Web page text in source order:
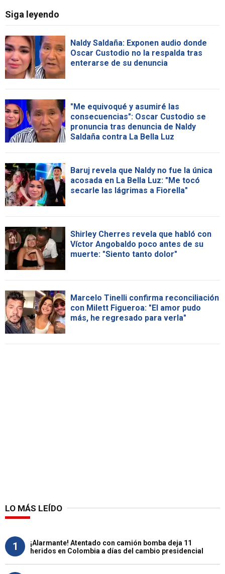
Siga leyendo
Naldy Saldaña: Exponen audio donde
Oscar Custodio no la respalda tras
enterarse de su denuncia
"Me equivoqué y asumiré las
consecuencias": Oscar Custodio se
pronuncia tras denuncia de Naldy
Saldaña contra La Bella Luz
Baruj revela que Naldy no fue la única
acosada en La Bella Luz: "Me tocó
secarle las lágrimas a Fiorella"
Shirley Cherres revela que habló con
Víctor Angobaldo poco antes de su
muerte: "Siento tanto dolor"
Marcelo Tinelli confirma reconciliación
con Milett Figueroa: "El amor pudo
más, he regresado para verla"
LO MÁS LEÍDO
1
¡Alarmante! Atentado con camión bomba deja 11
heridos en Colombia a días del cambio presidencial